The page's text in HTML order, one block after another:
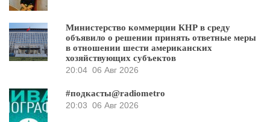
Министерство коммерции КНР в среду
объявило о решении принять ответные меры
в отношении шести американских
хозяйствующих субъектов
20:04 06 Авг 2026
#подкасты@radiometro
20:03 06 Авг 2026